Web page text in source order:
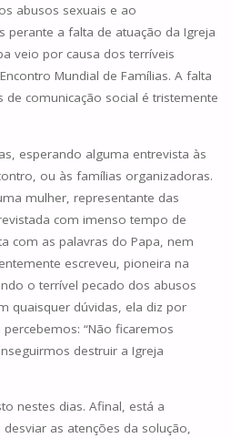
abusos sexuais e ao
perante a falta de atuação da Igreja
veio por causa dos terríveis
Mundial de Famílias. A falta
comunicação social é tristemente
esperando alguma entrevista às
ou às famílias organizadoras.
mulher, representante das
com imenso tempo de
com as palavras do Papa, nem
escreveu, pioneira na
o terrível pecado dos abusos
quaisquer dúvidas, ela diz por
“Não ficaremos
destruir a Igreja
nestes dias. Afinal, está a
as atenções da solução,